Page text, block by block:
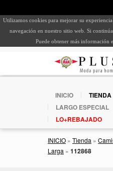
Utilizamos cookies para mejorar su
navegación en nuestro sitio web. Si
Puede obtener más información
INICIO TIENDA
LARGO ESPECIAL
LO+REBAJADO
INICIO » Tienda »
Larga » 112868